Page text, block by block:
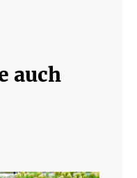
auch